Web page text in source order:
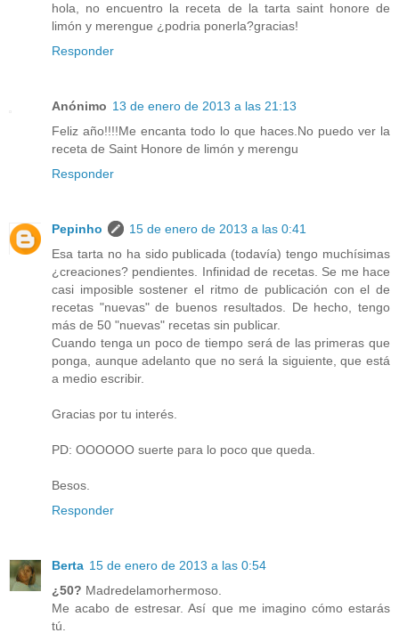
hola, no encuentro la receta de la tarta saint honore de
limón y merengue ¿podria ponerla?gracias!
Responder
Anónimo 13 de enero de 2013 a las 21:13
Feliz año!!!!Me encanta todo lo que haces.No puedo ver la
receta de Saint Honore de limón y merengu
Responder
Pepinho
15 de enero de 2013 a las 0:41
Esa tarta no ha sido publicada (todavía) tengo muchísimas
¿creaciones? pendientes. Infinidad de recetas. Se me hace
casi imposible sostener el ritmo de publicación con el de
recetas "nuevas" de buenos resultados. De hecho, tengo
más de 50 "nuevas" recetas sin publicar.
Cuando tenga un poco de tiempo será de las primeras que
ponga, aunque adelanto que no será la siguiente, que está
a medio escribir.
Gracias por tu interés.
PD: OOOOOO suerte para lo poco que queda.
Besos.
Responder
Berta 15 de enero de 2013 a las 0:54
¿50? Madredelamorhermoso.
Me acabo de estresar. Así que me imagino cómo estarás
tú.